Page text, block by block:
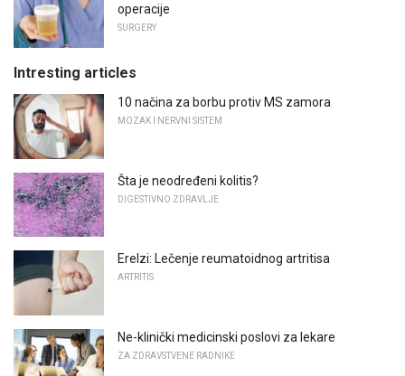
operacije
SURGERY
Intresting articles
10 načina za borbu protiv MS zamora
MOZAK I NERVNI SISTEM
Šta je neodređeni kolitis?
DIGESTIVNO ZDRAVLJE
Erelzi: Lečenje reumatoidnog artritisa
ARTRITIS
Ne-klinički medicinski poslovi za lekare
ZA ZDRAVSTVENE RADNIKE